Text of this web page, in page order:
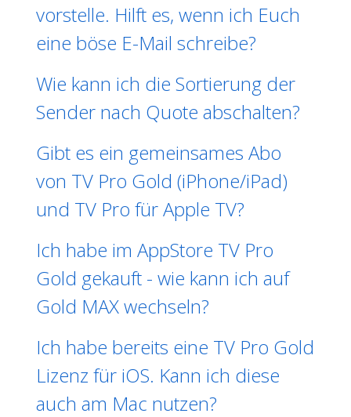
vorstelle. Hilft es, wenn ich Euch
eine böse E-Mail schreibe?
Wie kann ich die Sortierung der
Sender nach Quote abschalten?
Gibt es ein gemeinsames Abo
von TV Pro Gold (iPhone/iPad)
und TV Pro für Apple TV?
Ich habe im AppStore TV Pro
Gold gekauft - wie kann ich auf
Gold MAX wechseln?
Ich habe bereits eine TV Pro Gold
Lizenz für iOS. Kann ich diese
auch am Mac nutzen?